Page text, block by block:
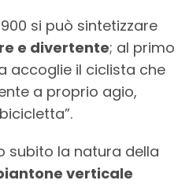
si può sintetizzare
e divertente; al primo
accoglie il ciclista che
a proprio agio,
subito la natura della
verticale